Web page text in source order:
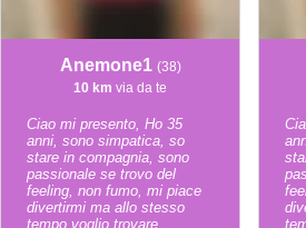
Anemone1 (38)
10 km via da te
Ciao mi presento, Ho 35
anni, sono simpatica, so
stare in compagnia, sono
passionale se trovo del
feeling, non fumo, mi piace
divertirmi ma allo stesso
tempo voglio trovare...